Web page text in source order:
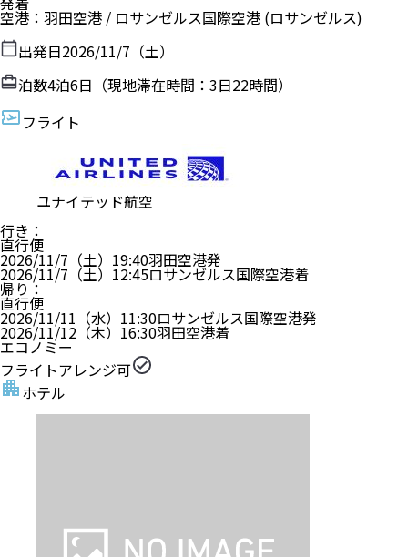
空港 ： 羽田空港 / ロサンゼルス国際空港 (ロサンゼルス)
出発日2026/11/7（土）
泊数4泊6日（現地滞在時間： 3日22時間）
フライト
ユナイテッド航空
行き ：
直行便
2026/11/7（土） 19:40羽田空港発
2026/11/7（土） 12:45ロサンゼルス国際空港着
帰り ：
直行便
2026/11/11（水） 11:30ロサンゼルス国際空港発
2026/11/12（木） 16:30羽田空港着
エコノミー
フライトアレンジ可
ホテル